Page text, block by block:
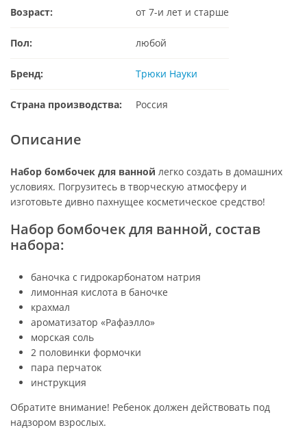
Возраст: от 7-и лет и старше
Пол: любой
Бренд: Трюки Науки
Страна производства: Россия
Описание
Набор бомбочек для ванной легко создать в домашних
условиях. Погрузитесь в творческую атмосферу и
изготовьте дивно пахнущее косметическое средство!
Набор бомбочек для ванной, состав
набора:
баночка с гидрокарбонатом натрия
лимонная кислота в баночке
крахмал
ароматизатор «Рафаэлло»
морская соль
2 половинки формочки
пара перчаток
инструкция
Обратите внимание! Ребенок должен действовать под
надзором взрослых.